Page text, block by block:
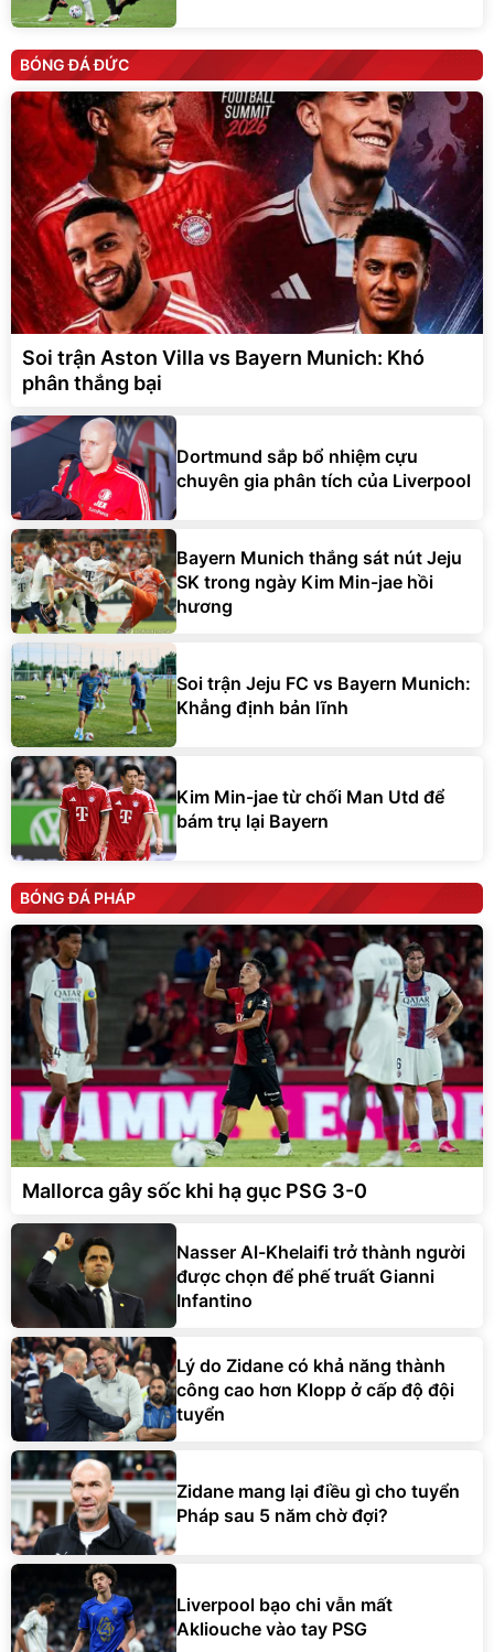
BÓNG ĐÁ ĐỨC
Soi trận Aston Villa vs Bayern Munich: Khó
phân thắng bại
Dortmund sắp bổ nhiệm cựu
chuyên gia phân tích của Liverpool
Bayern Munich thắng sát nút Jeju
SK trong ngày Kim Min-jae hồi
hương
Soi trận Jeju FC vs Bayern Munich:
Khẳng định bản lĩnh
Kim Min-jae từ chối Man Utd để
bám trụ lại Bayern
BÓNG ĐÁ PHÁP
Mallorca gây sốc khi hạ gục PSG 3-0
Nasser Al-Khelaifi trở thành người
được chọn để phế truất Gianni
Infantino
Lý do Zidane có khả năng thành
công cao hơn Klopp ở cấp độ đội
tuyển
Zidane mang lại điều gì cho tuyển
Pháp sau 5 năm chờ đợi?
Liverpool bạo chi vẫn mất
Akliouche vào tay PSG